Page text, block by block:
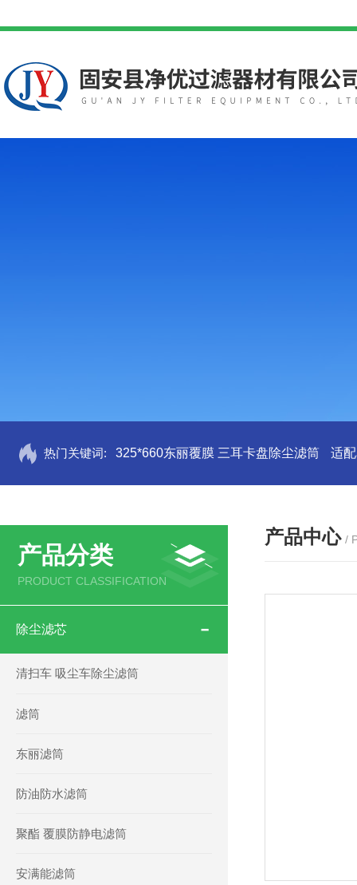
热门关键词: 325*660东丽覆膜 三耳卡盘除尘滤筒 适
产品分类
PRODUCT CLASSIFICATION
除尘滤芯
清扫车 吸尘车除尘滤筒
滤筒
东丽滤筒
防油防水滤筒
聚酯 覆膜防静电滤筒
安满能滤筒
产品中心 /